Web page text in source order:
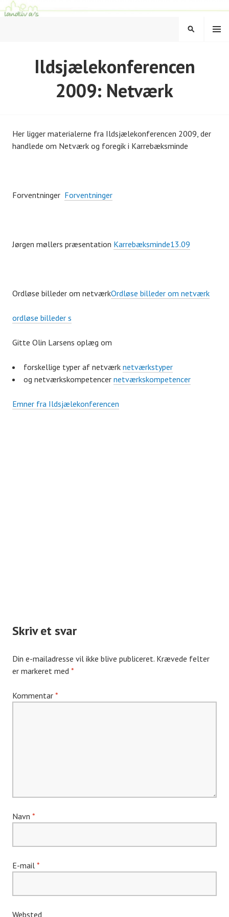
Hop
til
LANDLIV
MENU
SØG
Ildsjælekonferencen
2009: Netværk
Her ligger materialerne fra Ildsjælekonferencen 2009, der
handlede om Netværk og foregik i Karrebæksminde
Forventninger Forventninger
Jørgen møllers præsentation Karrebæksminde13.09
Ordløse billeder om netværkOrdløse billeder om netværk
ordløse billeder s
Gitte Olin Larsens oplæg om
forskellige typer af netværk netværkstyper
og netværkskompetencer netværkskompetencer
Emner fra Ildsjælekonferencen
Skriv et svar
Din e-mailadresse vil ikke blive publiceret. Krævede felter
er markeret med *
Kommentar *
Navn *
E-mail *
Websted